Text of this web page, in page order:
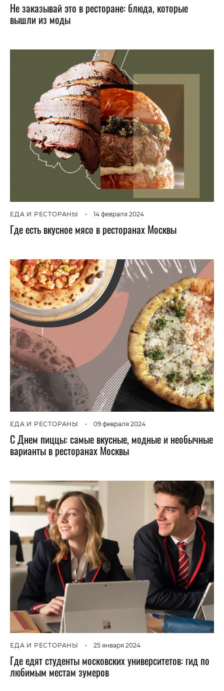
Не заказывай это в ресторане: блюда, которые
вышли из моды
ЕДА И РЕСТОРАНЫ • 14 февраля 2024
Где есть вкусное мясо в ресторанах Москвы
ЕДА И РЕСТОРАНЫ • 09 февраля 2024
С Днем пиццы: самые вкусные, модные и необычные
варианты в ресторанах Москвы
ЕДА И РЕСТОРАНЫ • 25 января 2024
Где едят студенты московских университетов: гид по
любимым местам зумеров